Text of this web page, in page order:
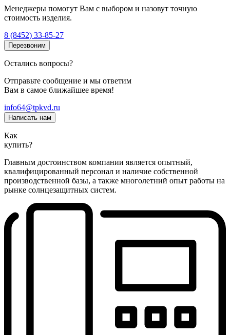
Менеджеры помогут Вам с выбором и назовут точную
стоимость изделия.
8 (8452) 33-85-27
Перезвоним
Остались вопросы?
Отправьте сообщение и мы ответим
Вам в самое ближайшее время!
info64@tpkvd.ru
Написать нам
Как
купить?
Главным достоинством компании является опытный,
квалифицированный персонал и наличие собственной
производственной базы, а также многолетний опыт работы на
рынке солнцезащитных систем.